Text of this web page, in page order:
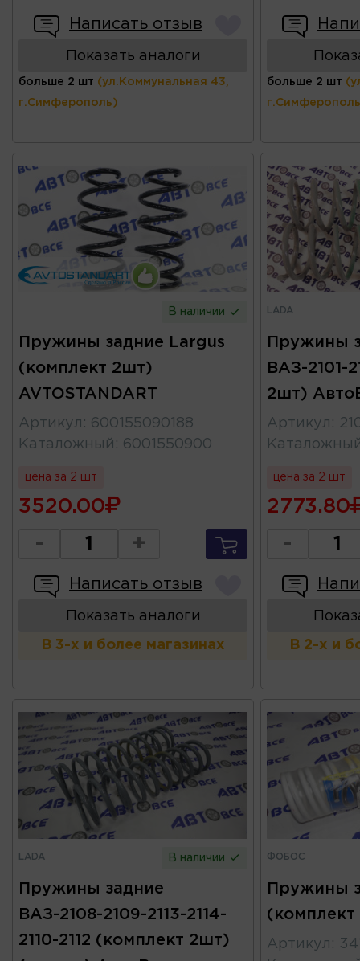
Написать отзыв
Показать аналоги
больше 2 шт (ул.Коммунальная 43,
г.Симферополь)
больше 2 шт
В наличии
Пружины задние Largus
(комплект 2шт)
AVTOSTANDART
Артикул : 600155090188
Каталожный : 6001550900
цена за 2 шт
3520.00
- +
Написать отзыв
Показать аналоги
В 3-х и более магазинах
LADA
Пружины
ВАЗ-2101-
2шт)
Артикул :
цена за 2 шт
2773.80
-
В 2-х и
LADA В наличии
Пружины задние
ВАЗ-2108-2109-2113-2114-
2110-2112 (комплект 2шт)
ФОБОС
Пружины
Артикул :